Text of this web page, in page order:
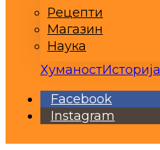
Рецепти
Магазин
Наука
ХуманостИсторија
Facebook
Instagram